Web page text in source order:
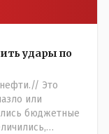
удары по
Это
или
бюджетные